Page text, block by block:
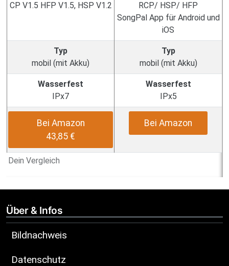
Dein Vergleich
CP V1.5 HFP V1.5, HSP V1.2
RCP/ HSP/ HFP
SongPal App für Android und
iOS
Typ
mobil (mit Akku)
Typ
mobil (mit Akku)
Wasserfest
IPx7
Wasserfest
IPx5
Bei Amazon
43,85 €
Bei Amazon
Über & Infos
Bildnachweis
Datenschutz